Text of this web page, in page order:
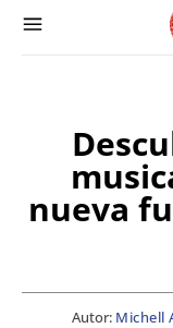
nueva
Autor: Michell